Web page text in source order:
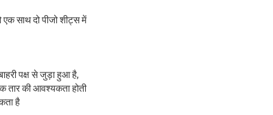
साथ दो पीजो शीट्स में
पक्ष से जुड़ा हुआ है,
तार की आवश्यकता होती
है